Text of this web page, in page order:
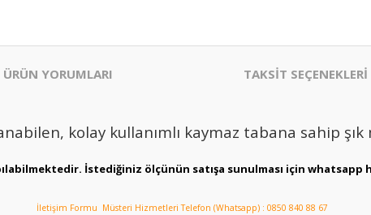
ÜRÜN YORUMLARI TAKSİT SEÇENEKLERİ
kolay kullanımlı kaymaz tabana sahip şık
İstediğiniz ölçünün satışa sunulması için whatsapp
İletişim Formu Müsteri Hizmetleri Telefon (Whatsapp) : 0850 840 88 67